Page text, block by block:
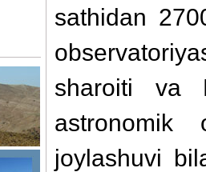
sathidan
sharoiti va
astronomik
joylashuvi